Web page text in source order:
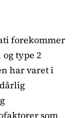
forekommer
type 2
har varet i
som